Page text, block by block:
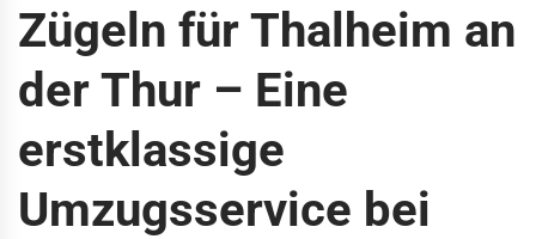
Zügeln für Thalheim an
der Thur – Eine
erstklassige
Umzugsservice bei